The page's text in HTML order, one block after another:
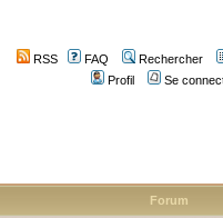
RSS FAQ
Rechercher
Profil
Se
Forum